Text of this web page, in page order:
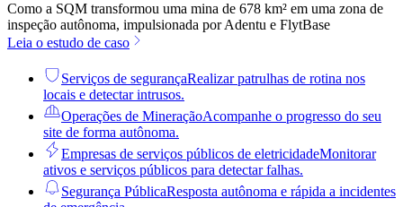
Como a SQM transformou uma mina de 678 km² em uma zona de
inspeção autônoma, impulsionada por Adentu e FlytBase
Leia o estudo de caso
Serviços de segurançaRealizar patrulhas de rotina nos
locais e detectar intrusos.
Operações de MineraçãoAcompanhe o progresso do seu
site de forma autônoma.
Empresas de serviços públicos de eletricidadeMonitorar
ativos e serviços públicos para detectar falhas.
Segurança PúblicaResposta autônoma e rápida a incidentes